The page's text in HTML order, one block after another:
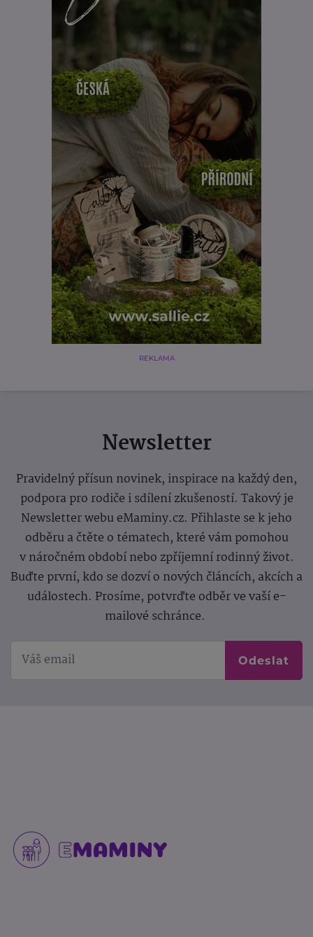
REKLAMA
Newsletter
Pravidelný přísun novinek, inspirace na každý den,
podpora pro rodiče i sdílení zkušeností. Takový je
Newsletter webu eMaminy.cz. Přihlaste se k jeho
odběru a čtěte o tématech, které vám pomohou
v náročném období nebo zpříjemní rodinný život.
Buďte první, kdo se dozví o nových článcích, akcích a
událostech. Prosíme, potvrďte odběr ve vaší e-
mailové schránce.
Odeslat